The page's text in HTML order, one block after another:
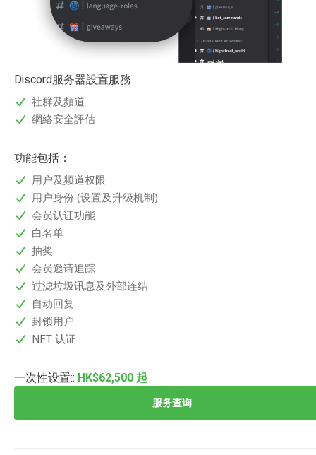
Discord服务器設置服務
社群及頻道
網絡安全評估
功能包括：
用户及频道权限
用户身份 (设置及升级机制)
会员认证功能
白名单
抽奖
会员邀请追踪
过滤垃圾讯息及外部连结
自动回复
封锁用户
NFT 认证
一次性设置:: HK$62,500起
服务查询